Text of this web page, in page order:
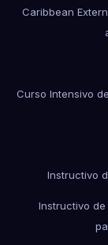
Caribbean
Curso Intensivo
Instructivo
Instructivo